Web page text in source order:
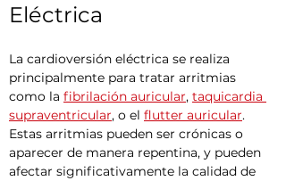
Eléctrica
La cardioversión eléctrica se realiza
principalmente para tratar arritmias
como la fibrilación auricular, taquicardia
supraventricular, o el flutter auricular.
Estas arritmias pueden ser crónicas o
aparecer de manera repentina, y pueden
afectar significativamente la calidad de